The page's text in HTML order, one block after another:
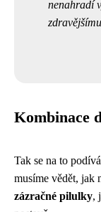
nenahradí
Kombinace
Tak se na to
musíme vědět, jak
zázračné pilulky,